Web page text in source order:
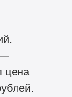
—
цена